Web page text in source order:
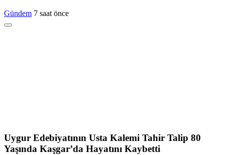
Gündem 7 saat önce
Uygur Edebiyatının Usta Kalemi Tahir Talip 80
Yaşında Kaşgar’da Hayatını Kaybetti